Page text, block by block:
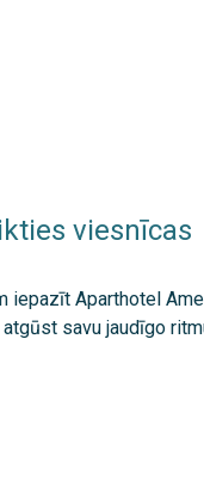
viesnīcas
iepazīt Aparthotel
savu jaudīgo